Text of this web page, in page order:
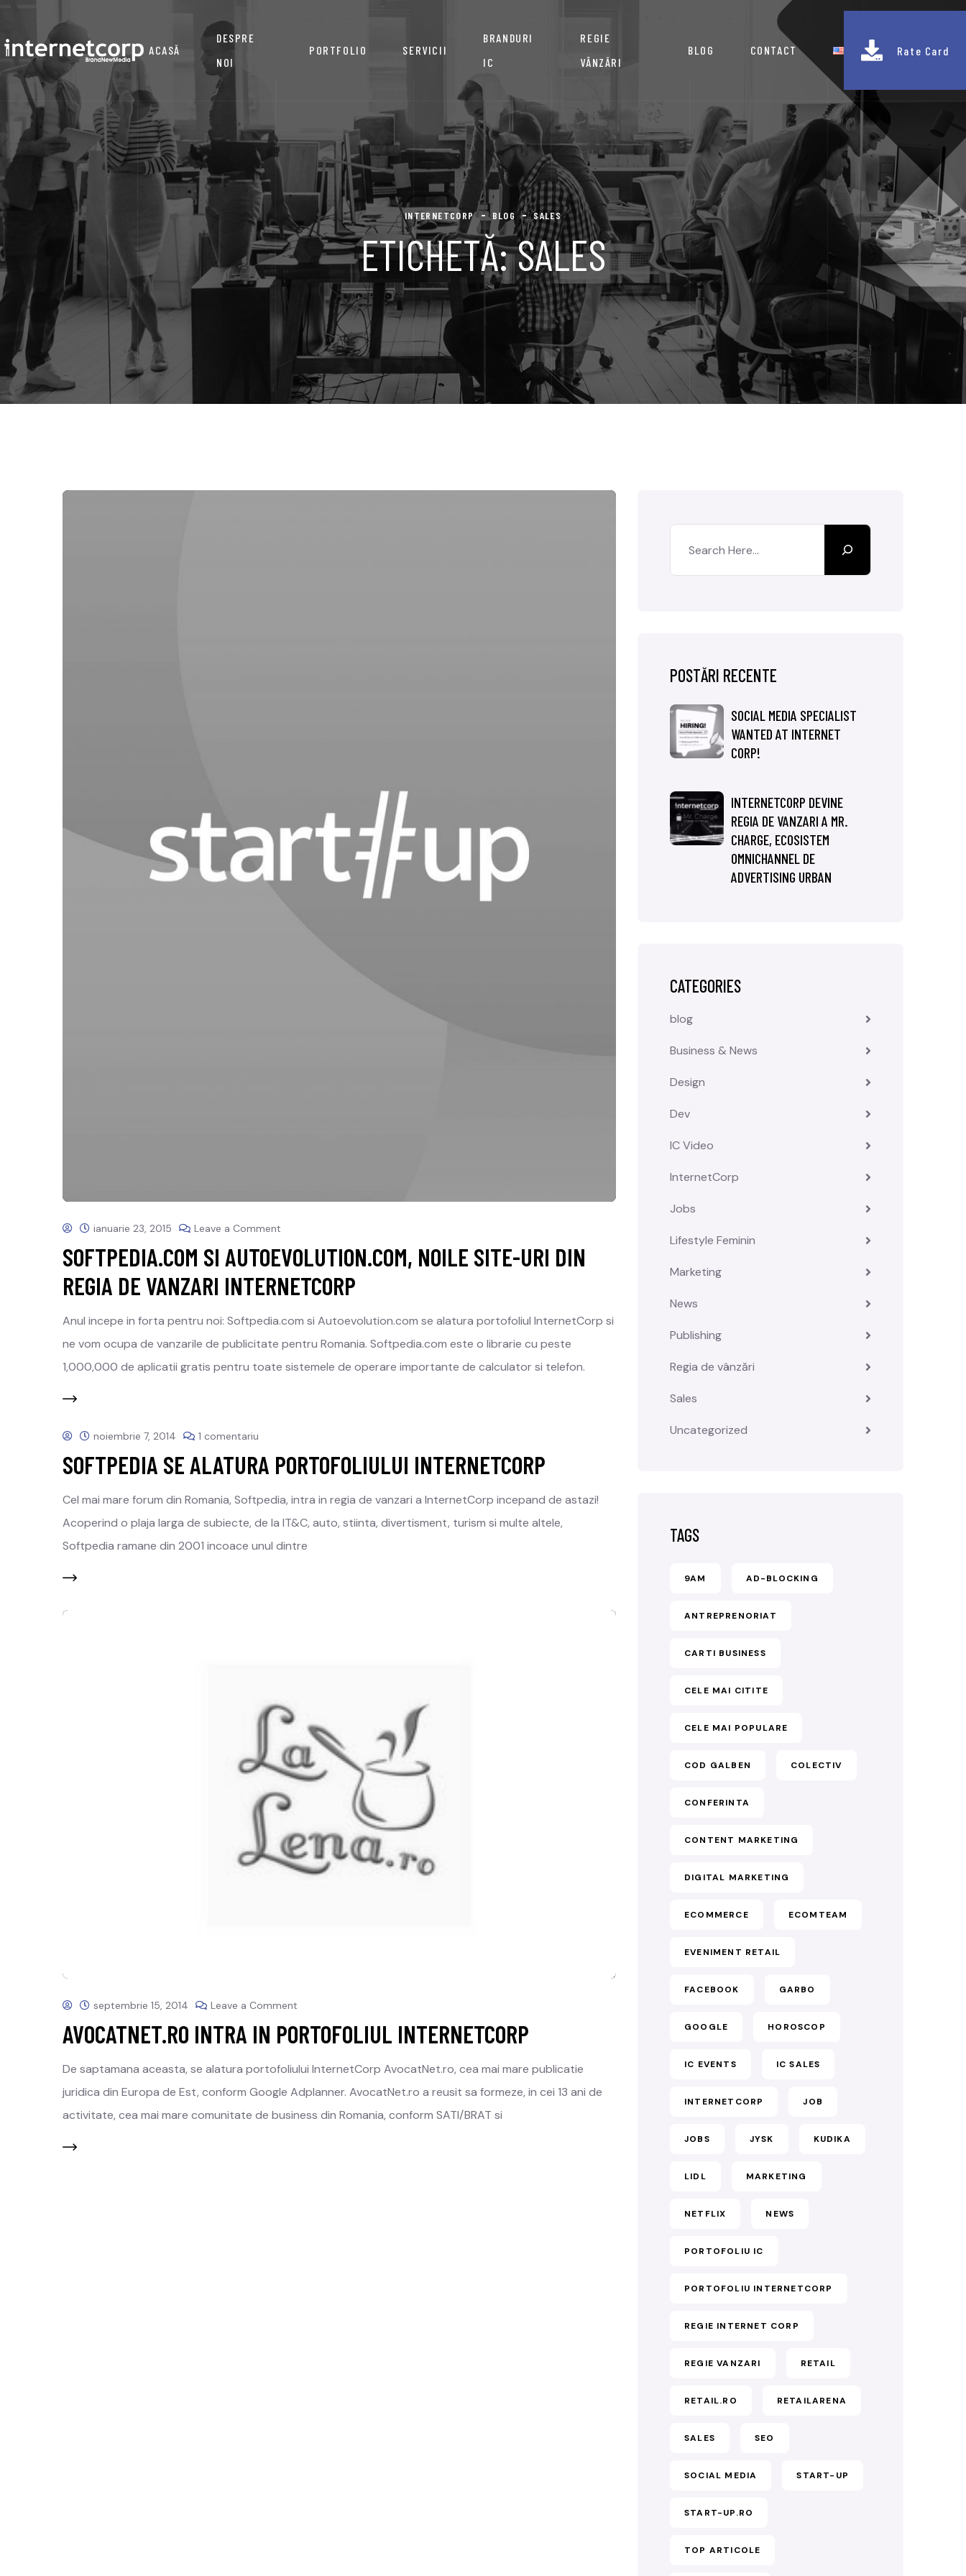
ACASĂ
DESPRE
NOI
PORTFOLIO SERVICII
BRANDURI
IC
REGIE
VÂNZĂRI
BLOG CONTACT Rate Card
INTERNETCORP BLOG SALES
ETICHETĂ:SALES
ianuarie 23, 2015 Leave a Comment
SOFTPEDIA.COM SI AUTOEVOLUTION.COM, NOILE SITE-URI DIN
REGIA DE VANZARI INTERNETCORP
Anul incepe in forta pentru noi: Softpedia.com si Autoevolution.com se alatura portofoliul InternetCorp si
ne vom ocupa de vanzarile de publicitate pentru Romania. Softpedia.com este o librarie cu peste
1,000,000 de aplicatii gratis pentru toate sistemele de operare importante de calculator si telefon.
noiembrie 7, 2014 1 comentariu
SOFTPEDIA SE ALATURA PORTOFOLIULUI INTERNETCORP
Cel mai mare forum din Romania, Softpedia, intra in regia de vanzari a InternetCorp incepand de astazi!
Acoperind o plaja larga de subiecte, de la IT&C, auto, stiinta, divertisment, turism si multe altele,
Softpedia ramane din 2001 incoace unul dintre
septembrie 15, 2014 Leave a Comment
AVOCATNET.RO INTRA IN PORTOFOLIUL INTERNETCORP
De saptamana aceasta, se alatura portofoliului InternetCorp AvocatNet.ro, cea mai mare publicatie
juridica din Europa de Est, conform Google Adplanner. AvocatNet.ro a reusit sa formeze, in cei 13 ani de
activitate, cea mai mare comunitate de business din Romania, conform SATI/BRAT si
POSTĂRI RECENTE
SOCIAL MEDIA SPECIALIST
WANTED AT INTERNET
CORP!
INTERNETCORP DEVINE
REGIA DE VANZARI A MR.
CHARGE, ECOSISTEM
OMNICHANNEL DE
ADVERTISING URBAN
CATEGORIES
blog
Business & News
Design
Dev
IC Video
InternetCorp
Jobs
Lifestyle Feminin
Marketing
News
Publishing
Regia de vânzări
Sales
Uncategorized
TAGS
9AM AD-BLOCKING
ANTREPRENORIAT
CARTI BUSINESS
CELE MAI CITITE
CELE MAI POPULARE
COD GALBEN COLECTIV
CONFERINTA
CONTENT MARKETING
DIGITAL MARKETING
ECOMMERCE ECOMTEAM
EVENIMENT RETAIL
FACEBOOK GARBO
GOOGLE HOROSCOP
IC EVENTS IC SALES
INTERNETCORP JOB
JOBS JYSK KUDIKA
LIDL MARKETING
NETFLIX NEWS
PORTOFOLIU IC
PORTOFOLIU INTERNETCORP
REGIE INTERNET CORP
REGIE VANZARI RETAIL
RETAIL.RO RETAILARENA
SALES SEO
SOCIAL MEDIA START-UP
START-UP.RO
TOP ARTICOLE